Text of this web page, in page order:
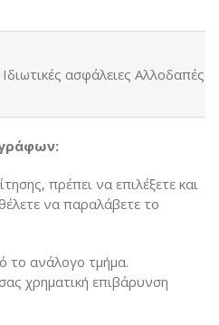
ασφάλειες Αλλοδαπές
πρέπει να επιλέξετε και
να παραλάβετε το
ανάλογο τμήμα.
χρηματική επιβάρυνση